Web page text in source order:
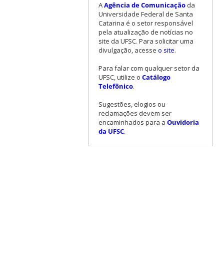
AAgência de Comunicaçãoda
Universidade Federal de Santa
Catarina é o setor responsável
pela atualização de notícias no
site da UFSC. Para solicitar uma
divulgação, acesse o site.
Para falar com qualquer setor da
UFSC, utilize o Catálogo
Telefônico.
Sugestões, elogios ou
reclamações devem ser
encaminhados para a Ouvidoria
da UFSC.